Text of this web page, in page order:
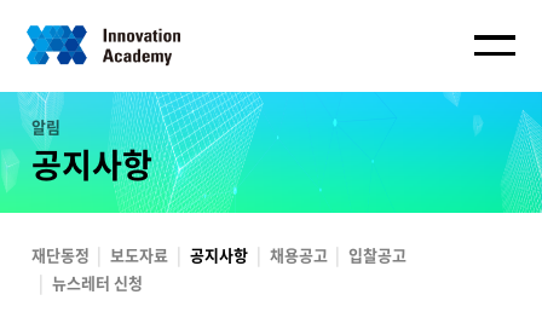
알림
공지사항
재단동정 보도자료 공지사항 채용공고
입찰공고
뉴스레터 신청